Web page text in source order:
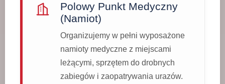
Polowy Punkt Medyczny
(Namiot)
Organizujemy w pełni wyposażone
namioty medyczne z miejscami
leżącymi, sprzętem do drobnych
zabiegów i zaopatrywania urazów.